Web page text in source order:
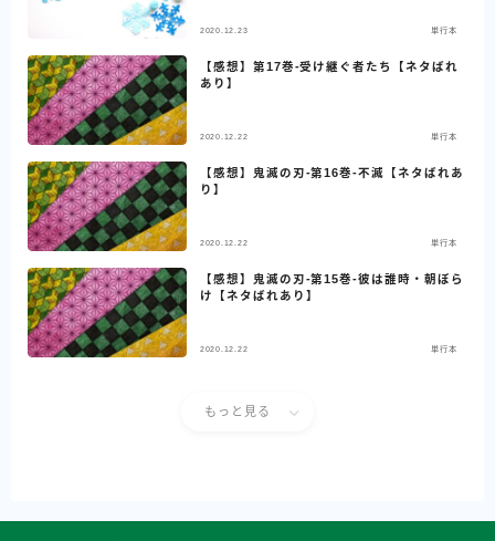
2020.12.23 単行本
【感想】第17巻-受け継ぐ者たち【ネタばれ
あり】
2020.12.22 単行本
【感想】鬼滅の刃-第16巻-不滅【ネタばれあ
り】
2020.12.22 単行本
【感想】鬼滅の刃-第15巻-彼は誰時・朝ぼら
け【ネタばれあり】
2020.12.22 単行本
もっと見る